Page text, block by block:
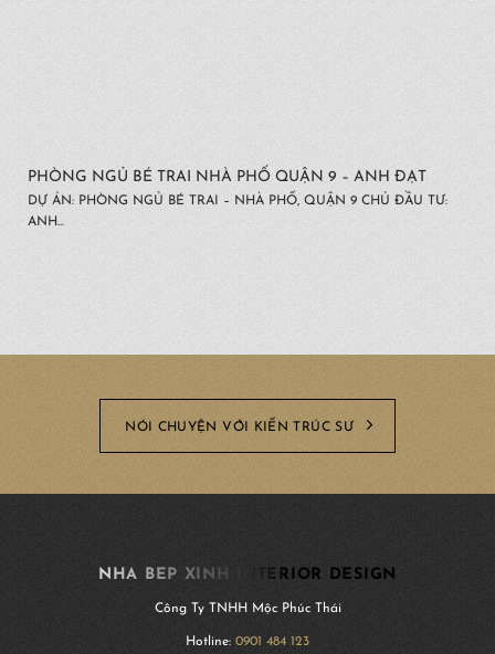
PHÒNG NGỦ BÉ TRAI NHÀ PHỐ QUẬN 9 – ANH ĐẠT
DỰ ÁN: PHÒNG NGỦ BÉ TRAI – NHÀ PHỐ, QUẬN 9 CHỦ ĐẦU TƯ:
ANH...
NÓI CHUYỆN VỚI KIẾN TRÚC SƯ
NHA BEP XINH INTERIOR DESIGN
Công Ty TNHH Mộc Phúc Thái
Hotline: 0901 484 123